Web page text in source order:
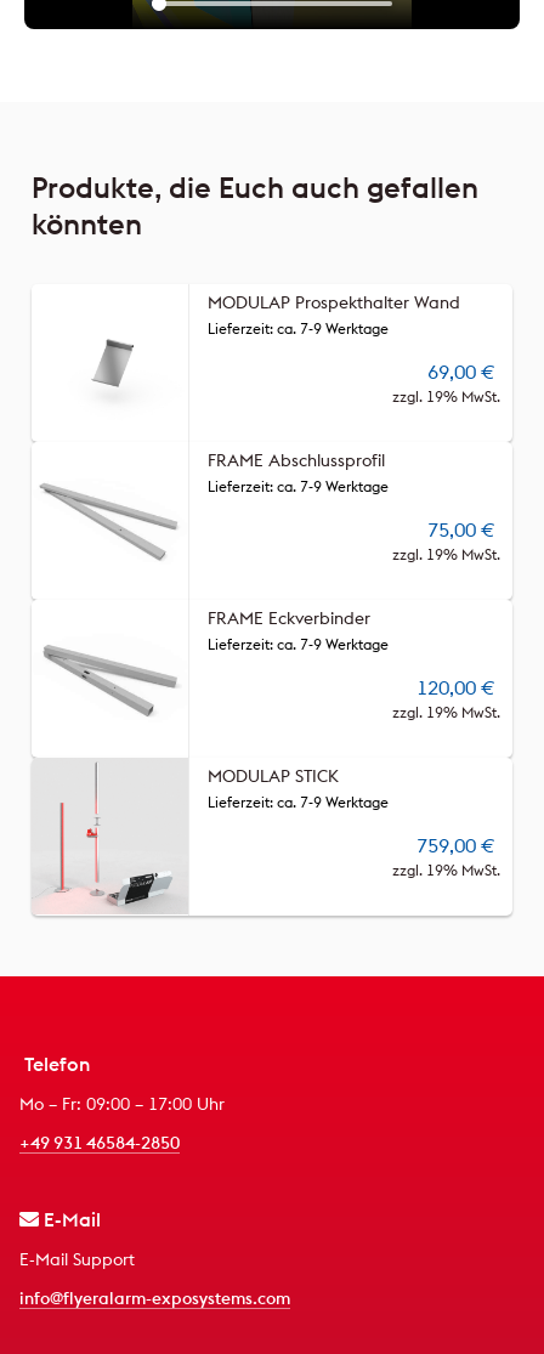
Produkte, die Euch auch gefallen
könnten
MODULAP Prospekthalter Wand
Lieferzeit: ca. 7-9 Werktage
69,00 €
zzgl. 19% MwSt.
FRAME Abschlussprofil
Lieferzeit: ca. 7-9 Werktage
75,00 €
zzgl. 19% MwSt.
FRAME Eckverbinder
Lieferzeit: ca. 7-9 Werktage
120,00 €
zzgl. 19% MwSt.
MODULAP STICK
Lieferzeit: ca. 7-9 Werktage
759,00 €
zzgl. 19% MwSt.
Telefon
Mo – Fr: 09:00 – 17:00 Uhr
+49 931 46584-2850
E-Mail
E-Mail Support
info@flyeralarm-exposystems.com